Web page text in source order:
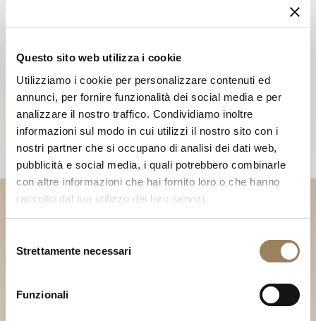
Questo sito web utilizza i cookie
Utilizziamo i cookie per personalizzare contenuti ed
annunci, per fornire funzionalità dei social media e per
analizzare il nostro traffico. Condividiamo inoltre
informazioni sul modo in cui utilizzi il nostro sito con i
nostri partner che si occupano di analisi dei dati web,
pubblicità e social media, i quali potrebbero combinarle
con altre informazioni che hai fornito loro o che hanno
raccolto dal tuo utilizzo dei loro servizi.
delStrettamente necessari
Funzionali
Scopri le nostre collezioni in
Boutique